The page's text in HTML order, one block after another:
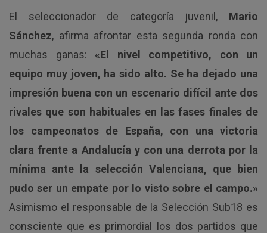
El seleccionador de categoría juvenil, Mario
Sánchez, afirma afrontar esta segunda ronda con
muchas ganas: «El nivel competitivo, con un
equipo muy joven, ha sido alto. Se ha dejado una
impresión buena con un escenario difícil ante dos
rivales que son habituales en las fases finales de
los campeonatos de España, con una victoria
clara frente a Andalucía y con una derrota por la
mínima ante la selección Valenciana, que bien
pudo ser un empate por lo visto sobre el campo.»
Asimismo el responsable de la Selección Sub18 es
consciente que es primordial los dos partidos que